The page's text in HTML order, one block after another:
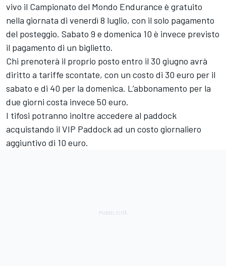
vivo il Campionato del Mondo Endurance è gratuito
nella giornata di venerdì 8 luglio, con il solo pagamento
del posteggio. Sabato 9 e domenica 10 è invece previsto
il pagamento di un biglietto.
Chi prenoterà il proprio posto entro il 30 giugno avrà
diritto a tariffe scontate, con un costo di 30 euro per il
sabato e di 40 per la domenica. L’abbonamento per la
due giorni costa invece 50 euro.
I tifosi potranno inoltre accedere al paddock
acquistando il VIP Paddock ad un costo giornaliero
aggiuntivo di 10 euro.